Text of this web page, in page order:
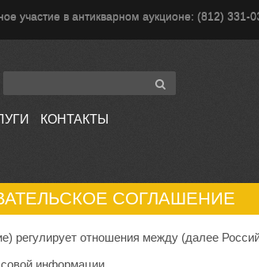
участие в антикварном аукционе: (812) 331-
КОНТАКТЫ
СОГЛАШЕНИЕ
регулирует отношения между (далее